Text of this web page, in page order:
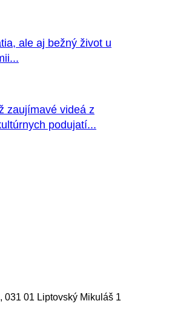
ale aj bežný život u
zaujímavé videá z
podujatí...
031 01 Liptovský Mikuláš 1